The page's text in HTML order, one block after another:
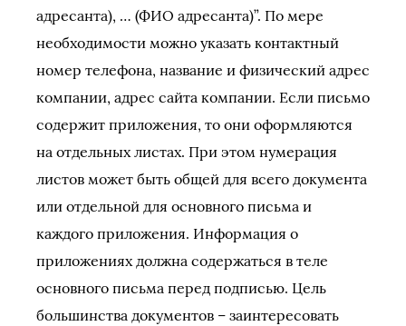
адресанта), … (ФИО адресанта)”. По мере
необходимости можно указать контактный
номер телефона, название и физический адрес
компании, адрес сайта компании. Если письмо
содержит приложения, то они оформляются
на отдельных листах. При этом нумерация
листов может быть общей для всего документа
или отдельной для основного письма и
каждого приложения. Информация о
приложениях должна содержаться в теле
основного письма перед подписью. Цель
большинства документов – заинтересовать